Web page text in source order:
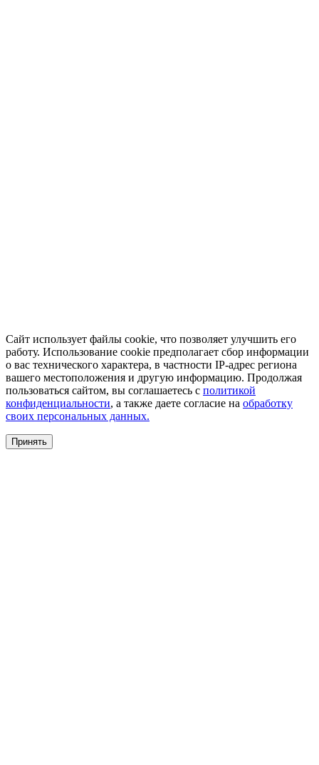
Сайт использует файлы cookie, что позволяет улучшить его
работу. Использование cookie предполагает сбор информации
о вас технического характера, в частности IP-адрес региона
вашего местоположения и другую информацию. Продолжая
пользоваться сайтом, вы соглашаетесь с политикой
конфиденциальности, а также даете согласие на обработку
своих персональных данных.
Принять